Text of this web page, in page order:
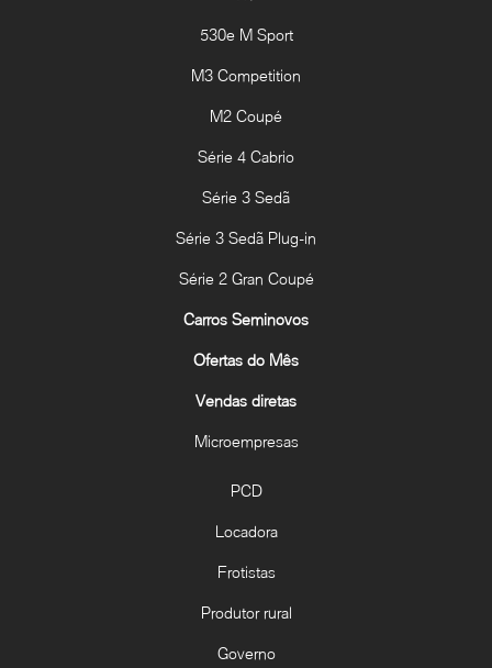
530e M Sport
M3 Competition
M2 Coupé
Série 4 Cabrio
Série 3 Sedã
Série 3 Sedã Plug-in
Série 2 Gran Coupé
Carros Seminovos
Ofertas do Mês
Vendas diretas
Microempresas
PCD
Locadora
Frotistas
Produtor rural
Governo